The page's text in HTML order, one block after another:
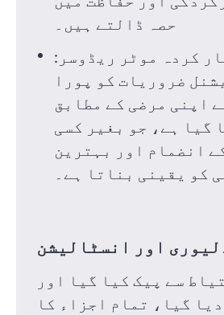
حصہ ڈالتے ہیں۔
کردہ موٹر ریڈوسر:
ضروریات کو پورا
اپنی مرضی کے مطابق
گیا ہے، جو بغیر کسی
انضمام اور بہترین
کو یقینی بناتا ہے۔
اور انسٹالیشن
سے پیک کیا گیا اور
گیا، تمام اجزاء کا